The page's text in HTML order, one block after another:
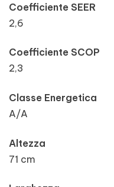
Coefficiente SEER
2,6
Coefficiente SCOP
2,3
Classe Energetica
A/A
Altezza
71 cm